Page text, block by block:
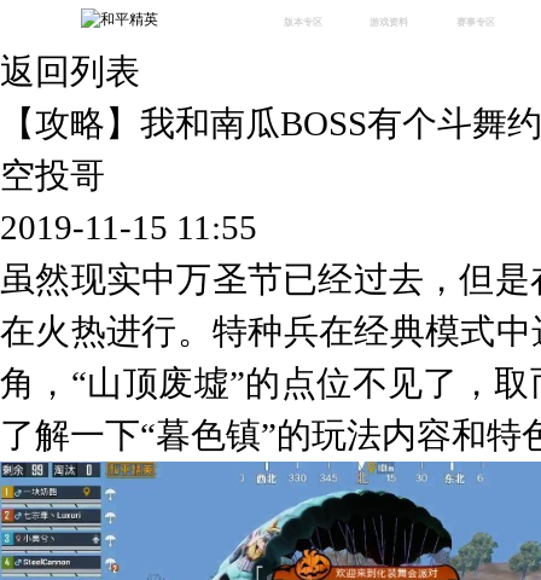
版本专区 游戏资料 赛事专区
体验服 视频中心 授权赛 腾
返回列表
【攻略】我和南瓜BOSS有个斗舞
空投哥
2019-11-15 11:55
虽然现实中万圣节已经过去，但
在火热进行。特种兵在经典模式
角，“山顶废墟”的点位不见了，
了解一下“暮色镇”的玩法内容和特